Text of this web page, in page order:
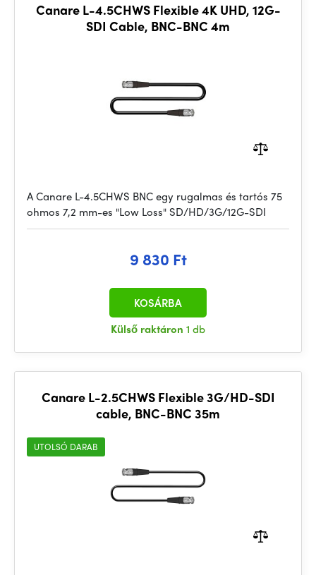
Canare L-4.5CHWS Flexible 4K UHD, 12G-
SDI Cable, BNC-BNC 4m
A Canare L-4.5CHWS BNC egy rugalmas és tartós 75
ohmos 7,2 mm-es "Low Loss" SD/HD/3G/12G-SDI
9 830 Ft
Külső raktáron 1 db
KOSÁRBA
Canare L-2.5CHWS Flexible 3G/HD-SDI
cable, BNC-BNC 35m
UTOLSÓ DARAB